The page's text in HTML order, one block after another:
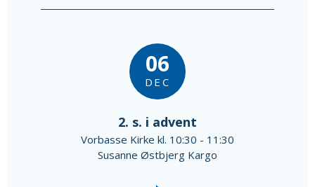
06
DEC
2. s. i advent
Vorbasse Kirke kl. 10:30 - 11:30
Susanne Østbjerg Kargo